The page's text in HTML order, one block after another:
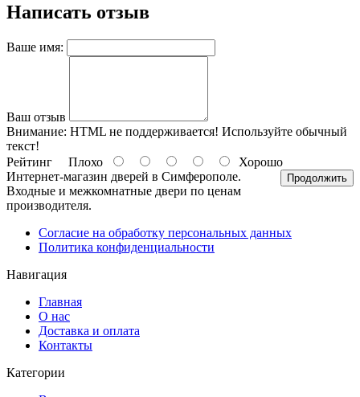
Написать отзыв
Ваше имя:
Ваш отзыв
Внимание: HTML не поддерживается! Используйте обычный
текст!
Рейтинг Плохо Хорошо
Продолжить
Интернет-магазин дверей в Симферополе.
Входные и межкомнатные двери по ценам
производителя.
Согласие на обработку персональных данных
Политика конфиденциальности
Навигация
Главная
О нас
Доставка и оплата
Контакты
Категории